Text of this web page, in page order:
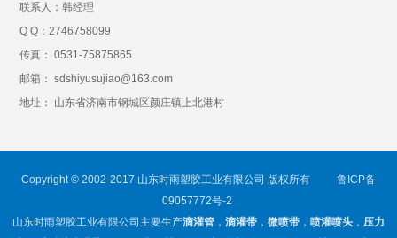
联系人：韩经理
Q Q： 2746758099
传真： 0531-75875865
邮箱： sdshiyusujiao@163.com
地址： 山东省济南市钢城区颜庄镇上北港村
Copyright © 2002-2017 山东时雨塑胶工业有限公司 版权所有
鲁ICP备
09057772号-2
山东时雨塑胶工业有限公司主要生产滴灌管， 滴灌带， 微喷带， 喷灌喷头， 压力